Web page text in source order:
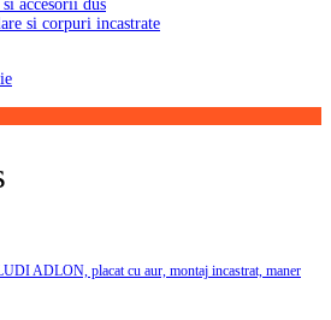
accesorii dus
si corpuri incastrate
ADLON, placat cu aur, montaj incastrat, maner